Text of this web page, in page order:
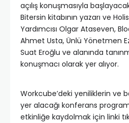
açılış konuşmasıyla
Bitersin kitabının yazarı ve
Yardımcısı Olgar Ataseven,
Ahmet Usta, Ünlü Yönetmen
Suat Eroğlu ve alanında
konuşmacı olarak yer alıyor.
Workcube’deki yeniliklerin ve
yer alacağı konferans
etkinliğe kaydolmak için linki